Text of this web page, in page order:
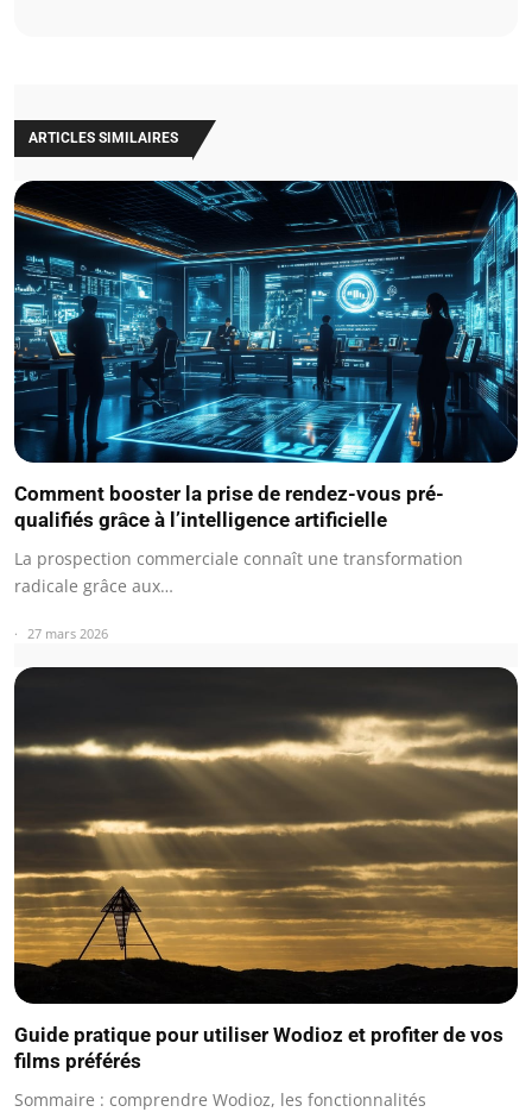
ARTICLES SIMILAIRES
Comment booster la prise de rendez-vous pré-
qualifiés grâce à l’intelligence artificielle
La prospection commerciale connaît une transformation
radicale grâce aux…
27 mars 2026
Guide pratique pour utiliser Wodioz et profiter de vos
films préférés
Sommaire : comprendre Wodioz, les fonctionnalités